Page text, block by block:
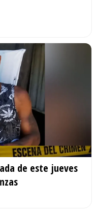
de este jueves